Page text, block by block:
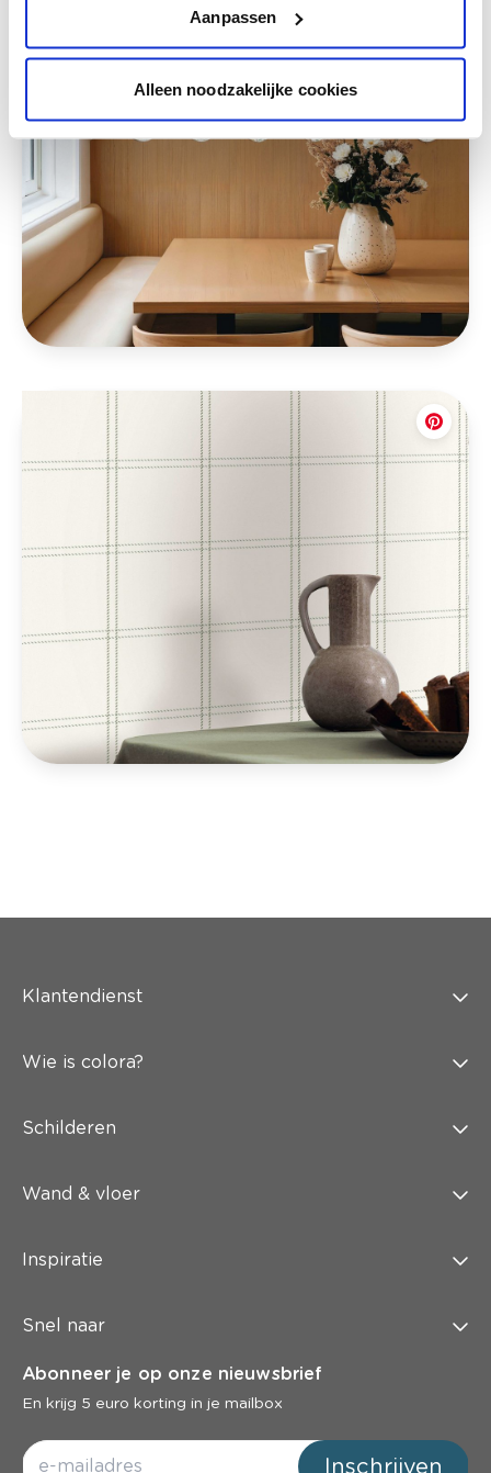
Aanpassen
Alleen noodzakelijke cookies
Klantendienst
Wie is colora?
Schilderen
Wand & vloer
Inspiratie
Snel naar
Abonneer je op onze nieuwsbrief
En krijg 5 euro korting in je mailbox
Inschrijven